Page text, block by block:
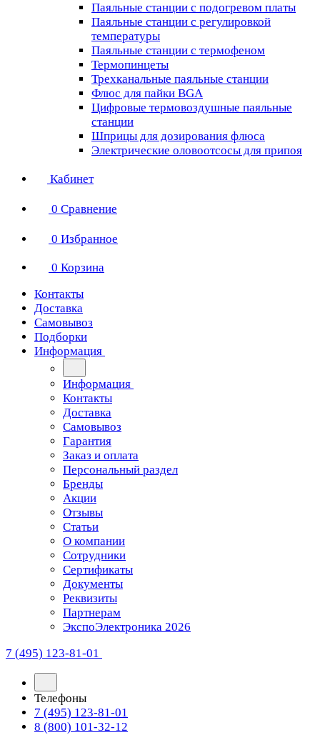
Паяльные станции с подогревом платы
Паяльные станции с регулировкой
температуры
Паяльные станции с термофеном
Термопинцеты
Трехканальные паяльные станции
Флюс для пайки BGA
Цифровые термовоздушные паяльные
станции
Шприцы для дозирования флюса
Электрические оловоотсосы для припоя
Кабинет
0 Сравнение
0 Избранное
0 Корзина
Контакты
Доставка
Самовывоз
Подборки
Информация
Информация
Контакты
Доставка
Самовывоз
Гарантия
Заказ и оплата
Персональный раздел
Бренды
Акции
Отзывы
Статьи
О компании
Сотрудники
Сертификаты
Документы
Реквизиты
Партнерам
ЭкспоЭлектроника 2026
7 (495) 123-81-01
Телефоны
7 (495) 123-81-01
8 (800) 101-32-12